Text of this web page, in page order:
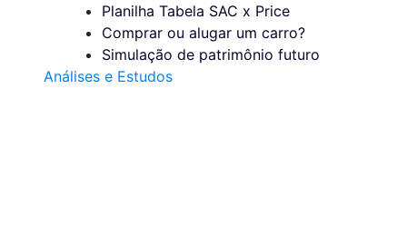
Planilha Tabela SAC x Price
Comprar ou alugar um carro?
Simulação de patrimônio futuro
Análises e Estudos